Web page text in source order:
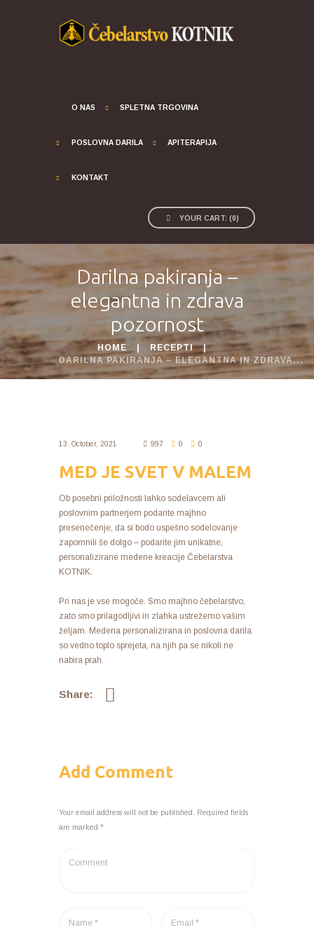
O NAS SPLETNA TRGOVINA
POSLOVNA DARILA APITERAPIJA
KONTAKT
YOUR CART: (0)
Darilna pakiranja –
elegantna in zdrava
pozornost
HOME
RECEPTI
DARILNA PAKIRANJA – ELEGANTNA IN ZDRAVA...
13. October, 2021 997 0 0
MED JE SVET V MALEM
Ob posebni priložnosti lahko sodelavcem ali
poslovnim partnerjem podarite majhno
presenečenje, da si bodo uspešno sodelovanje
zapomnili še dolgo – podarite jim unikatne,
personalizirane medene kreacije Čebelarstva
KOTNIK.
Pri nas je vse mogoče. Smo majhno čebelarstvo,
zato smo prilagodljivi in zlahka ustrežemo vašim
željam. Medena personalizirana in poslovna darila
so vedno toplo sprejeta, na njih pa se nikoli ne
nabira prah.
Share:
Add Comment
Your email address will not be published. Required fields
are marked *